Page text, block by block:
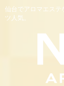
仙台でアロマエステ
ツ人気。